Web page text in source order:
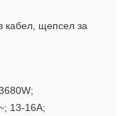
кабел, щепсел за
13-16A;